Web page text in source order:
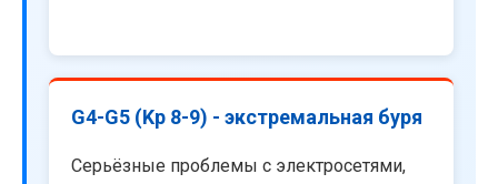
G4-G5 (Kp 8-9) - экстремальная буря
Серьёзные проблемы с электросетями,